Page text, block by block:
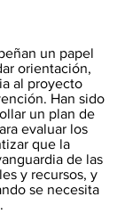
un papel
orientación,
al proyecto
Han sido
un plan de
evaluar los
que la
de las
y recursos, y
se necesita